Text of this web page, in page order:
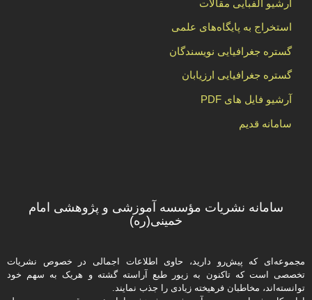
آرشیو الفبایی مقالات
استخراج به پایگاه‌های علمی
گستره جغرافیایی نویسندگان
گستره جغرافیایی ارزیابان
آرشیو فایل های PDF
سامانه قدیم
سامانه نشریات مؤسسه آموزشی و پژوهشی امام
خمینی(ره)
مجموعه‌ای که پیش‌رو دارید،‌ حاوی اطلاعات اجمالی در خصوص نشریات
تخصصی است که تاکنون به زیور طبع آراسته گشته و هریک به سهم خود
توانسته‌اند، مخاطبان فرهیخته‌ زیادی را جذب نمایند.